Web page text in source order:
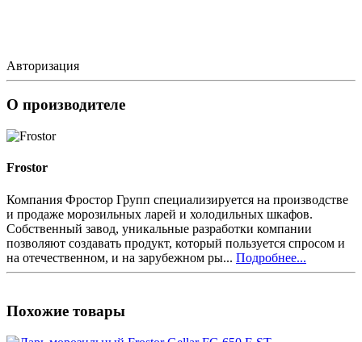
Авторизация
О производителе
Frostor
Компания Фростор Групп специализируется на производстве
и продаже морозильных ларей и холодильных шкафов.
Собственный завод, уникальные разработки компании
позволяют создавать продукт, который пользуется спросом и
на отечественном, и на зарубежном ры... Подробнее...
Похожие товары